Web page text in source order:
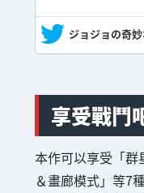
— ジョジョの
享受戰鬥
本作可以享受「
＆畫廊模式」等7